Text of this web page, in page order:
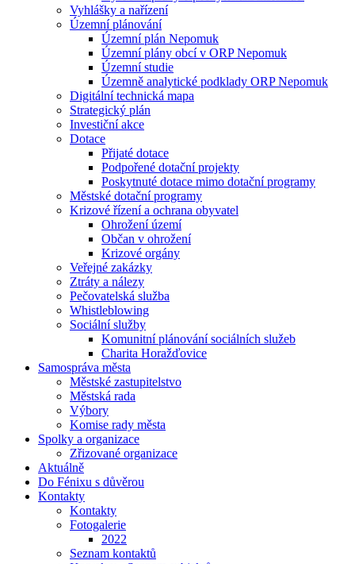
Vyhlášky a nařízení
Územní plánování
Územní plán Nepomuk
Územní plány obcí v ORP Nepomuk
Územní studie
Územně analytické podklady ORP Nepomuk
Digitální technická mapa
Strategický plán
Investiční akce
Dotace
Přijaté dotace
Podpořené dotační projekty
Poskytnuté dotace mimo dotační programy
Městské dotační programy
Krizové řízení a ochrana obyvatel
Ohrožení území
Občan v ohrožení
Krizové orgány
Veřejné zakázky
Ztráty a nálezy
Pečovatelská služba
Whistleblowing
Sociální služby
Komunitní plánování sociálních služeb
Charita Horažďovice
Samospráva města
Městské zastupitelstvo
Městská rada
Výbory
Komise rady města
Spolky a organizace
Zřizované organizace
Aktuálně
Do Fénixu s důvěrou
Kontakty
Kontakty
Fotogalerie
2022
Seznam kontaktů